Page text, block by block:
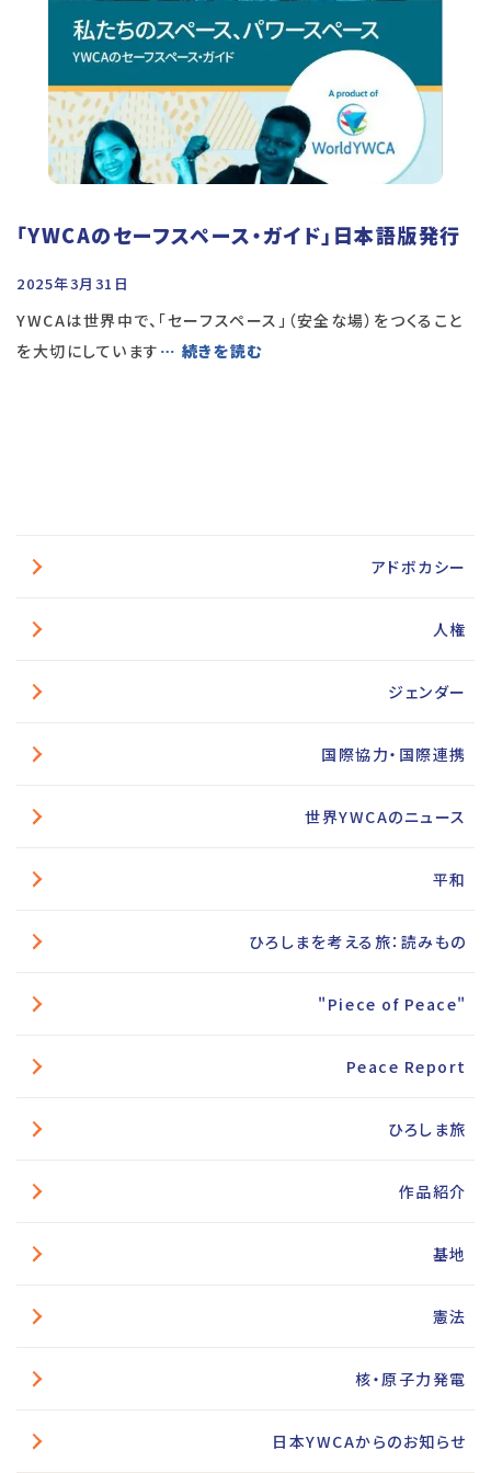
「YWCAのセーフスペース・ガイド」日本語版発行
2025年3月31日
YWCAは世界中で、「セーフスペース」（安全な場）をつくること
を大切にしています … 続きを読む
アドボカシー
人権
ジェンダー
国際協力・国際連携
世界YWCAのニュース
平和
ひろしまを考える旅：読みもの
"Piece of Peace"
Peace Report
ひろしま旅
作品紹介
基地
憲法
核・原子力発電
日本YWCAからのお知らせ